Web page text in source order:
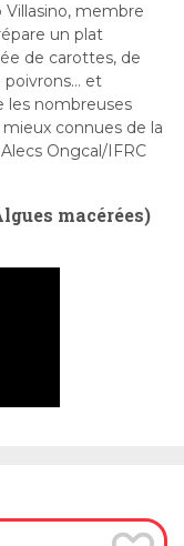
membre
un plat
de carottes, de
poivrons… et
les nombreuses
connues de la
Alecs Ongcal/IFRC
macérées)